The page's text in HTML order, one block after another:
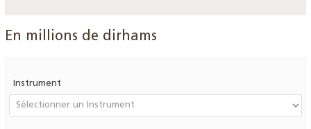
En millions de dirhams
Instrument